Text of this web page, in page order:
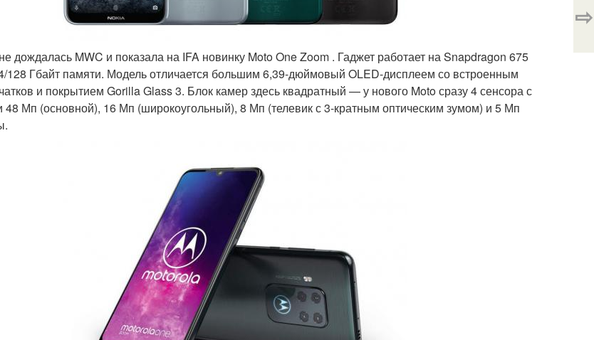
дождалась MWC и показала на IFA новинку Moto One Zoom . Гаджет работает на Snapdragon 675
128 Гбайт памяти. Модель отличается большим 6,39-дюймовый OLED-дисплеем со встроенным
и покрытием Gorilla Glass 3. Блок камер здесь квадратный — у нового Moto сразу 4 сенсора с
Мп (основной), 16 Мп (широкоугольный), 8 Мп (телевик с 3-кратным оптическим зумом) и 5 Мп
⇨